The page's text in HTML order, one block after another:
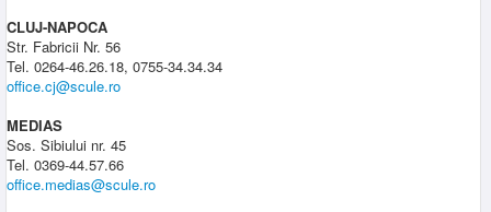
CLUJ-NAPOCA
Str. Fabricii Nr. 56
Tel. 0264-46.26.18, 0755-34.34.34
office.cj@scule.ro
MEDIAS
Sos. Sibiului nr. 45
Tel. 0369-44.57.66
office.medias@scule.ro